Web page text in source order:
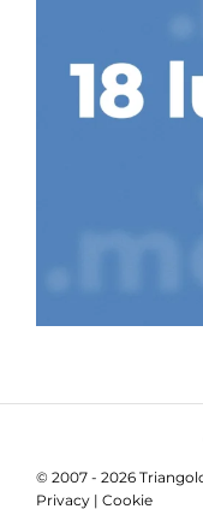
© 2007 - 2026
Privacy | Cookie